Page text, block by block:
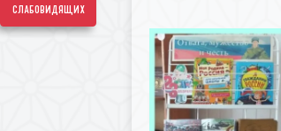
слабовидящих